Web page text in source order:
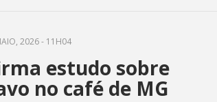
2026 - 11H04
estudo sobre
no café de MG